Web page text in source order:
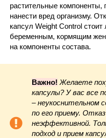
растительные компоненты,
нанести вред организму.
капсул Weight Control
беременным, кормящим
на компоненты состава.
Важно! Желаете
капсулы? У вас все
– неукоснительном
по его приему.
неэффективной.
подход и прием